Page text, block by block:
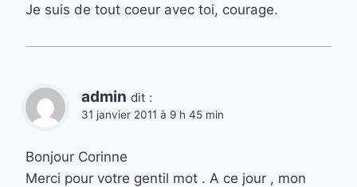
Je suis de tout coeur avec toi, courage.
admin dit :
31 janvier 2011 à 9 h 45 min
Bonjour Corinne
Merci pour votre gentil mot . A ce jour , mon